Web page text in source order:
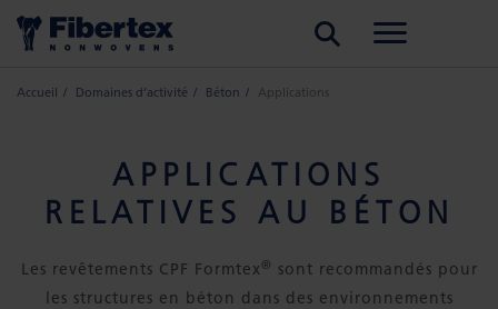
Accueil Domaines d’activité Béton Applications
APPLICATIONS
RELATIVES AU BÉTON
Les revêtements CPF Formtex ® sont recommandés pour
les structures en béton dans des environnements